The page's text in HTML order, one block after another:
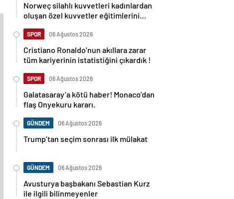
Norweç silahlı kuvvetleri kadınlardan
oluşan özel kuvvetler eğitimlerini
SPOR 06 Ağustos 2026
Cristiano Ronaldo’nun akıllara zarar
tüm kariyerinin istatistiğini çıkardık !
SPOR 06 Ağustos 2026
Galatasaray’a kötü haber! Monaco’dan
flaş Onyekuru kararı.
GÜNDEM 06 Ağustos 2026
Trump’tan seçim sonrası ilk mülakat
GÜNDEM 06 Ağustos 2026
Avusturya başbakanı Sebastian Kurz
ile ilgili bilinmeyenler